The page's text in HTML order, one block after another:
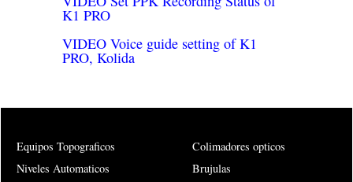
K1 PRO
VIDEO Voice guide setting of K1
PRO, Kolida
Equipos Topograficos
Niveles Automaticos
Colimadores opticos
Brujulas